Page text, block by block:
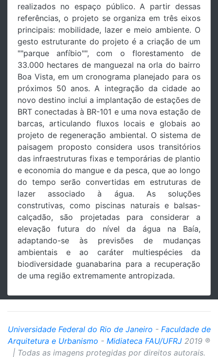
realizados no espaço público. A partir dessas
referências, o projeto se organiza em três eixos
principais: mobilidade, lazer e meio ambiente. O
gesto estruturante do projeto é a criação de um
""parque anfíbio"", com o florestamento de
33.000 hectares de manguezal na orla do bairro
Boa Vista, em um cronograma planejado para os
próximos 50 anos. A integração da cidade ao
novo destino inclui a implantação de estações de
BRT conectadas à BR-101 e uma nova estação de
barcas, articulando fluxos locais e globais ao
projeto de regeneração ambiental. O sistema de
paisagem proposto considera usos transitórios
das infraestruturas fixas e temporárias de plantio
e economia do mangue e da pesca, que ao longo
do tempo serão convertidas em estruturas de
lazer associado à água. As soluções
construtivas, como piscinas naturais e balsas-
calçadão, são projetadas para considerar a
elevação futura do nível da água na Baía,
adaptando-se às previsões de mudanças
ambientais e ao caráter multiespécies da
biodiversidade guanabarina para a recuperação
de uma região extremamente antropizada.
Universidade Federal do Rio de Janeiro - Faculdade de
Arquitetura e Urbanismo - Midiateca FAU/UFRJ 2019 ®
| Todas as imagens protegidas por direitos autorais.